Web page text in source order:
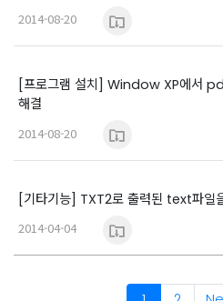
2014-08-20
[프로그램 설치] Window XP에서
해결
2014-08-20
[기타기능] TXT2로 출력된 text파일
2014-04-04